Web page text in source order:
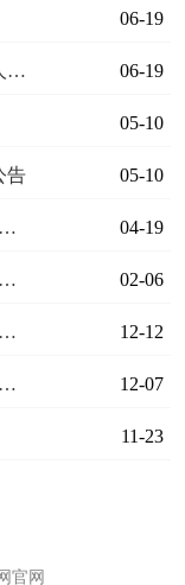
06-19
2017年贵州省农村信用社公开招聘594人简章 06-19
05-10
告 05-10
云富民村镇银行秋季招聘启事 04-19
章富民村镇银行春季招聘公告 02-06
2016年贵州沿河土家族自治县供销社招聘面试通知 12-12
2016年贵州遵义红花岗富民村镇银行招聘公告 12-07
11-23
官网